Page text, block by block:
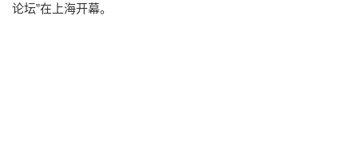
论坛”在上海开幕。